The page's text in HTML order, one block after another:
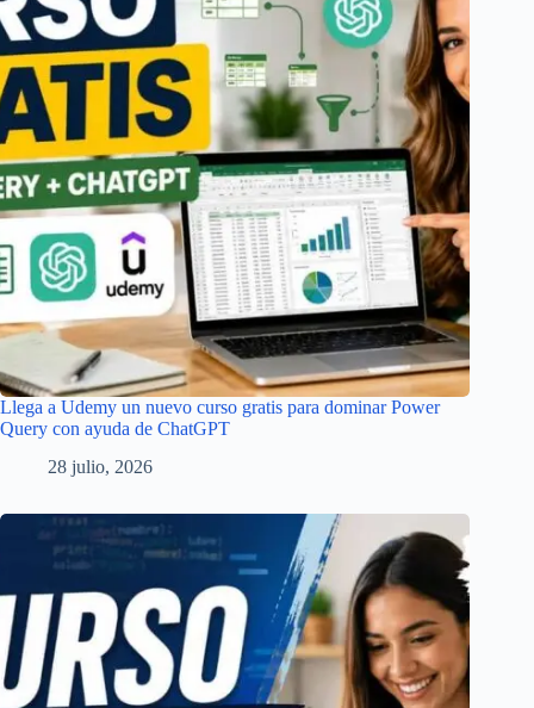
Llega a Udemy un nuevo curso gratis para dominar Power
Query con ayuda de ChatGPT
28 julio, 2026